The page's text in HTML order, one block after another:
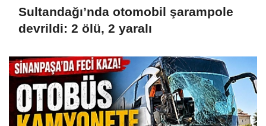
Sultandağı’nda otomobil şarampole
devrildi: 2 ölü, 2 yaralı